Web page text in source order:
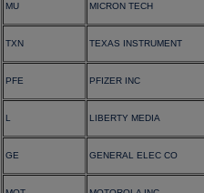
MU MICRON TECH
TXN TEXAS INSTRUMENT
PFE PFIZER INC
L LIBERTY MEDIA
GE GENERAL ELEC CO